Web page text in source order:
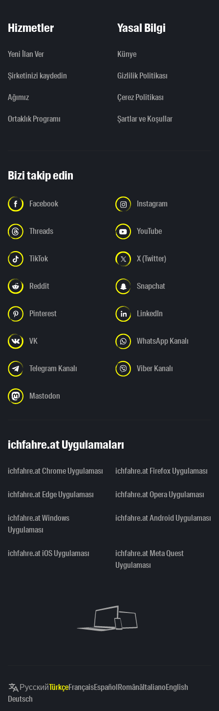
Hizmetler
Yeni İlan Ver
Şirketinizi kaydedin
Ağımız
Ortaklık Programı
Yasal Bilgi
Künye
Gizlilik Politikası
Çerez Politikası
Şartlar ve Koşullar
Bizi takip edin
Facebook Instagram
Threads YouTube
TikTok X (Twitter)
Reddit Snapchat
Pinterest LinkedIn
VK WhatsApp Kanalı
Telegram Kanalı Viber Kanalı
Mastodon
ichfahre.at Uygulamaları
ichfahre.at Chrome Uygulaması ichfahre.at Firefox Uygulaması
ichfahre.at Edge Uygulaması ichfahre.at Opera Uygulaması
ichfahre.at Windows
Uygulaması
ichfahre.at Android Uygulaması
ichfahre.at iOS Uygulaması
ichfahre.at Meta Quest
Uygulaması
РусскийTürkçeFrançaisEspañolRomânăItalianoEnglish
Deutsch